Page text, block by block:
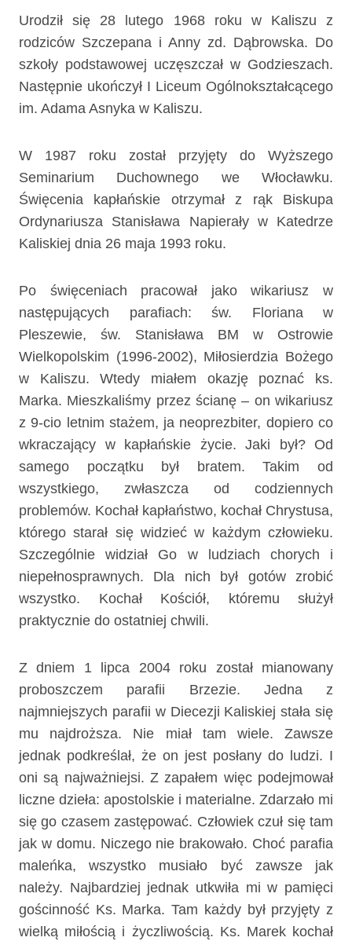
Urodził się 28 lutego 1968 roku w Kaliszu z
rodziców Szczepana i Anny zd. Dąbrowska. Do
szkoły podstawowej uczęszczał w Godzieszach.
Następnie ukończył I Liceum Ogólnokształcącego
im. Adama Asnyka w Kaliszu.
W 1987 roku został przyjęty do Wyższego
Seminarium Duchownego we Włocławku.
Święcenia kapłańskie otrzymał z rąk Biskupa
Ordynariusza Stanisława Napierały w Katedrze
Kaliskiej dnia 26 maja 1993 roku.
Po święceniach pracował jako wikariusz w
następujących parafiach: św. Floriana w
Pleszewie, św. Stanisława BM w Ostrowie
Wielkopolskim (1996-2002), Miłosierdzia Bożego
w Kaliszu. Wtedy miałem okazję poznać ks.
Marka. Mieszkaliśmy przez ścianę – on wikariusz
z 9-cio letnim stażem, ja neoprezbiter, dopiero co
wkraczający w kapłańskie życie. Jaki był? Od
samego początku był bratem. Takim od
wszystkiego, zwłaszcza od codziennych
problemów. Kochał kapłaństwo, kochał Chrystusa,
którego starał się widzieć w każdym człowieku.
Szczególnie widział Go w ludziach chorych i
niepełnosprawnych. Dla nich był gotów zrobić
wszystko. Kochał Kościół, któremu służył
praktycznie do ostatniej chwili.
Z dniem 1 lipca 2004 roku został mianowany
proboszczem parafii Brzezie. Jedna z
najmniejszych parafii w Diecezji Kaliskiej stała się
mu najdroższa. Nie miał tam wiele. Zawsze
jednak podkreślał, że on jest posłany do ludzi. I
oni są najważniejsi. Z zapałem więc podejmował
liczne dzieła: apostolskie i materialne. Zdarzało mi
się go czasem zastępować. Człowiek czuł się tam
jak w domu. Niczego nie brakowało. Choć parafia
maleńka, wszystko musiało być zawsze jak
należy. Najbardziej jednak utkwiła mi w pamięci
gościnność Ks. Marka. Tam każdy był przyjęty z
wielką miłością i życzliwością. Ks. Marek kochał